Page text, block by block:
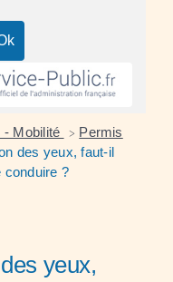
- Mobilité > Permis
des yeux, faut-il
conduire ?
yeux,